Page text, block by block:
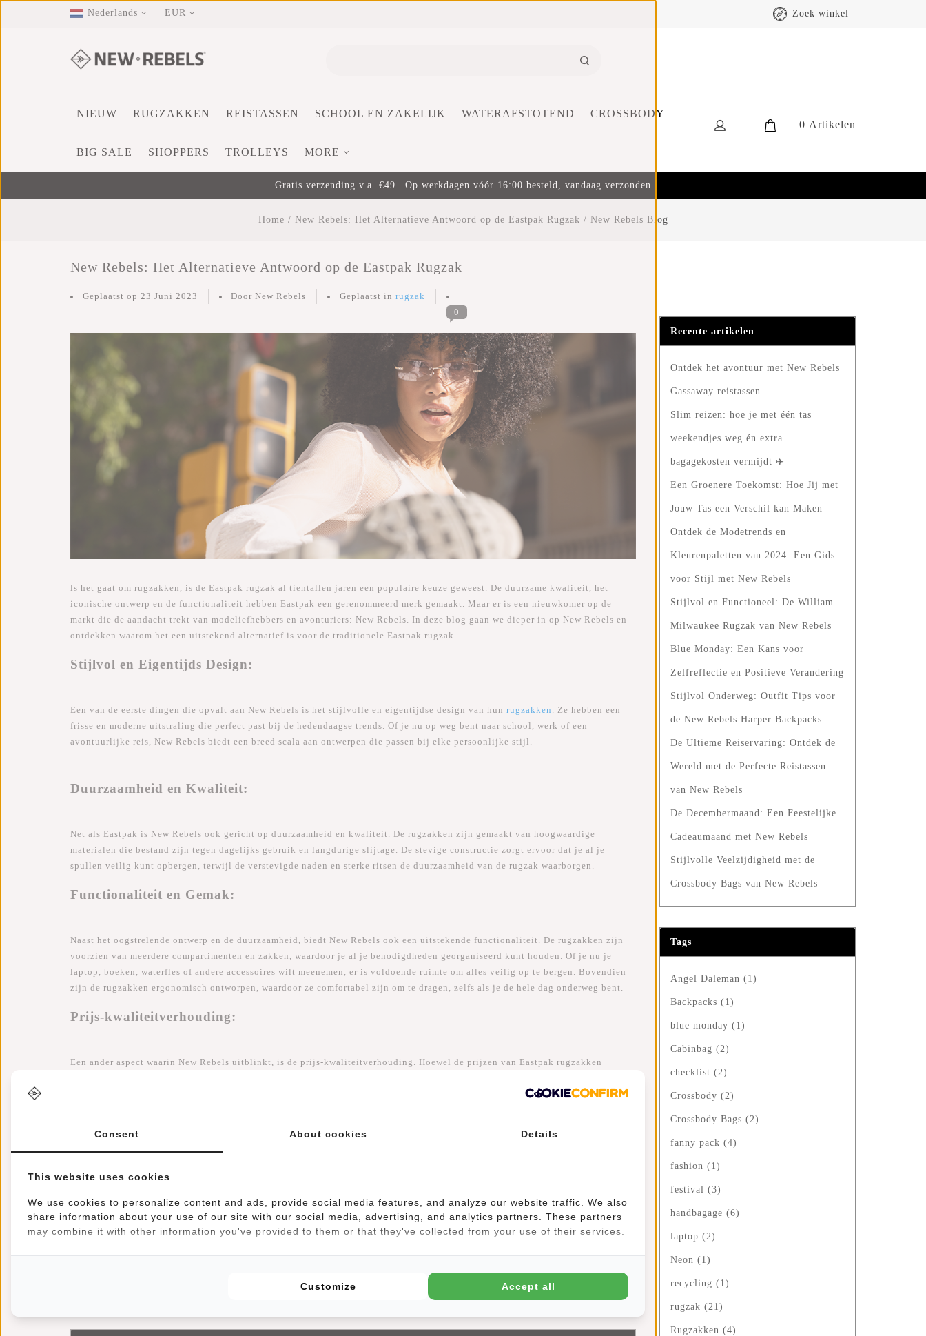
Nederlands EUR Zoek winkel
0 Artikelen
NIEUW RUGZAKKEN REISTASSEN SCHOOL EN ZAKELIJK WATERAFSTOTEND CROSSBODY
BIG SALE SHOPPERS TROLLEYS MORE
Gratis verzending v.a. €49 | Op werkdagen vóór 16:00 besteld, vandaag verzonden
Home / New Rebels: Het Alternatieve Antwoord op de Eastpak Rugzak / New Rebels Blog
New Rebels: Het Alternatieve Antwoord op de Eastpak Rugzak
Geplaatst op 23 Juni 2023 Door New Rebels Geplaatst in rugzak
0
ls het gaat om rugzakken, is de Eastpak rugzak al tientallen jaren een populaire keuze geweest. De duurzame kwaliteit, het
iconische ontwerp en de functionaliteit hebben Eastpak een gerenommeerd merk gemaakt. Maar er is een nieuwkomer op de
markt die de aandacht trekt van modeliefhebbers en avonturiers: New Rebels. In deze blog gaan we dieper in op New Rebels en
ontdekken waarom het een uitstekend alternatief is voor de traditionele Eastpak rugzak.
Stijlvol en Eigentijds Design:
Een van de eerste dingen die opvalt aan New Rebels is het stijlvolle en eigentijdse design van hun rugzakken . Ze hebben een
frisse en moderne uitstraling die perfect past bij de hedendaagse trends. Of je nu op weg bent naar school, werk of een
avontuurlijke reis, New Rebels biedt een breed scala aan ontwerpen die passen bij elke persoonlijke stijl.
Duurzaamheid en Kwaliteit:
Net als Eastpak is New Rebels ook gericht op duurzaamheid en kwaliteit. De rugzakken zijn gemaakt van hoogwaardige
materialen die bestand zijn tegen dagelijks gebruik en langdurige slijtage. De stevige constructie zorgt ervoor dat je al je
spullen veilig kunt opbergen, terwijl de verstevigde naden en sterke ritsen de duurzaamheid van de rugzak waarborgen.
Functionaliteit en Gemak:
Naast het oogstrelende ontwerp en de duurzaamheid, biedt New Rebels ook een uitstekende functionaliteit. De rugzakken zijn
voorzien van meerdere compartimenten en zakken, waardoor je al je benodigdheden georganiseerd kunt houden. Of je nu je
laptop, boeken, waterfles of andere accessoires wilt meenemen, er is voldoende ruimte om alles veilig op te bergen. Bovendien
zijn de rugzakken ergonomisch ontworpen, waardoor ze comfortabel zijn om te dragen, zelfs als je de hele dag onderweg bent.
Prijs-kwaliteitverhouding:
Een ander aspect waarin New Rebels uitblinkt, is de prijs-kwaliteitverhouding. Hoewel de prijzen van Eastpak rugzakken
uitstekende keuze voor iedereen die op zoek is naar een rugzak die zowel praktisch als trendy is. Dus waarom zou je niet een
beetje rebellie tonen en een New Rebels-rugzak overwegen voor je volgende avontuur?
Recente artikelen
Ontdek het avontuur met New Rebels
Gassaway reistassen
Slim reizen: hoe je met één tas
weekendjes weg én extra
bagagekosten vermijdt ✈️
Een Groenere Toekomst: Hoe Jij met
Jouw Tas een Verschil kan Maken
Ontdek de Modetrends en
Kleurenpaletten van 2024: Een Gids
voor Stijl met New Rebels
Stijlvol en Functioneel: De William
Milwaukee Rugzak van New Rebels
Blue Monday: Een Kans voor
Zelfreflectie en Positieve Verandering
Stijlvol Onderweg: Outfit Tips voor
de New Rebels Harper Backpacks
De Ultieme Reiservaring: Ontdek de
Wereld met de Perfecte Reistassen
van New Rebels
De Decembermaand: Een Feestelijke
Cadeaumaand met New Rebels
Stijlvolle Veelzijdigheid met de
Crossbody Bags van New Rebels
Tags
Angel Daleman (1)
Backpacks (1)
blue monday (1)
Cabinbag (2)
checklist (2)
Crossbody (2)
Crossbody Bags (2)
fanny pack (4)
fashion (1)
festival (3)
handbagage (6)
laptop (2)
Neon (1)
recycling (1)
rugzak (21)
Rugzakken (4)
Consent About cookies Details
This website uses cookies
We use cookies to personalize content and ads, provide social media features, and analyze our website traffic. We also
share information about your use of our site with our social media, advertising, and analytics partners. These partners
may combine it with other information you've provided to them or that they've collected from your use of their services.
Customize Accept all